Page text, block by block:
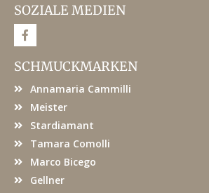
SOZIALE MEDIEN
F
a
e
b
o
SCHMUCKMARKEN
Annamaria Cammilli
Meister
Stardiamant
Tamara Comolli
Marco Bicego
Gellner